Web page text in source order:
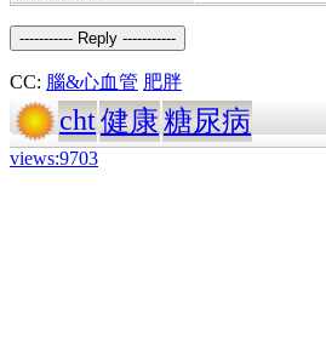
----------- Reply -----------
CC: 腦&心血管 肥胖
cht健康糖尿病
views:9703